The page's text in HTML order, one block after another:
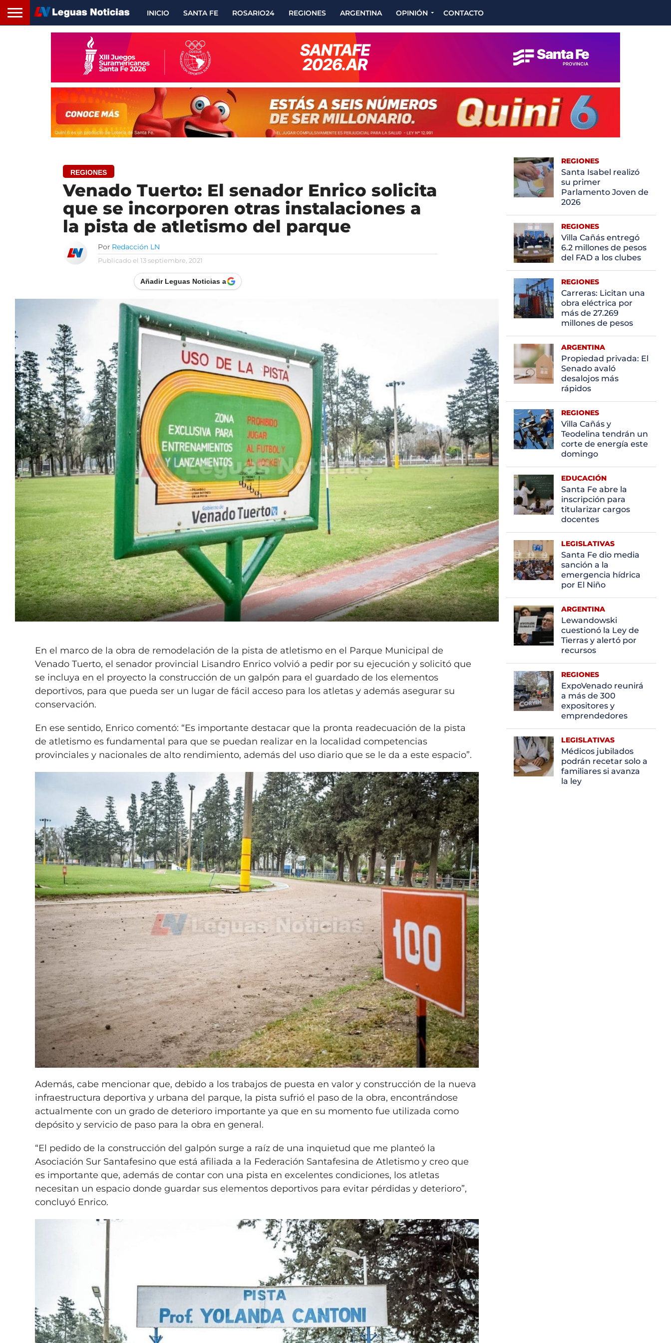
INICIO SANTA FE ROSARIO24 REGIONES ARGENTINA OPINIÓN CONTACTO
REGIONES
Venado Tuerto: El senador Enrico solicita
que se incorporen otras instalaciones a
la pista de atletismo del parque
Por Redacción LN
Publicado el 13 septiembre, 2021
Añadir Leguas Noticias a
En el marco de la obra de remodelación de la pista de atletismo en el Parque Municipal de
Venado Tuerto, el senador provincial Lisandro Enrico volvió a pedir por su ejecución y solicitó que
se incluya en el proyecto la construcción de un galpón para el guardado de los elementos
deportivos, para que pueda ser un lugar de fácil acceso para los atletas y además asegurar su
conservación.
En ese sentido, Enrico comentó: “Es importante destacar que la pronta readecuación de la pista
de atletismo es fundamental para que se puedan realizar en la localidad competencias
provinciales y nacionales de alto rendimiento, además del uso diario que se le da a este espacio”.
Además, cabe mencionar que, debido a los trabajos de puesta en valor y construcción de la nueva
infraestructura deportiva y urbana del parque, la pista sufrió el paso de la obra, encontrándose
actualmente con un grado de deterioro importante ya que en su momento fue utilizada como
depósito y servicio de paso para la obra en general.
“El pedido de la construcción del galpón surge a raíz de una inquietud que me planteó la
Asociación Sur Santafesino que está afiliada a la Federación Santafesina de Atletismo y creo que
es importante que, además de contar con una pista en excelentes condiciones, los atletas
necesitan un espacio donde guardar sus elementos deportivos para evitar pérdidas y deterioro”,
concluyó Enrico.
REGIONES
Santa Isabel realizó
su primer
Parlamento Joven de
2026
REGIONES
Villa Cañás entregó
6.2 millones de pesos
del FAD a los clubes
REGIONES
Carreras: Licitan una
obra eléctrica por
más de 27.269
millones de pesos
ARGENTINA
Propiedad privada: El
Senado avaló
desalojos más
rápidos
REGIONES
Villa Cañás y
Teodelina tendrán un
corte de energía este
domingo
EDUCACIÓN
Santa Fe abre la
inscripción para
titularizar cargos
docentes
LEGISLATIVAS
Santa Fe dio media
sanción a la
emergencia hídrica
por El Niño
ARGENTINA
Lewandowski
cuestionó la Ley de
Tierras y alertó por
recursos
REGIONES
ExpoVenado reunirá
a más de 300
expositores y
emprendedores
LEGISLATIVAS
Médicos jubilados
podrán recetar solo a
familiares si avanza
la ley